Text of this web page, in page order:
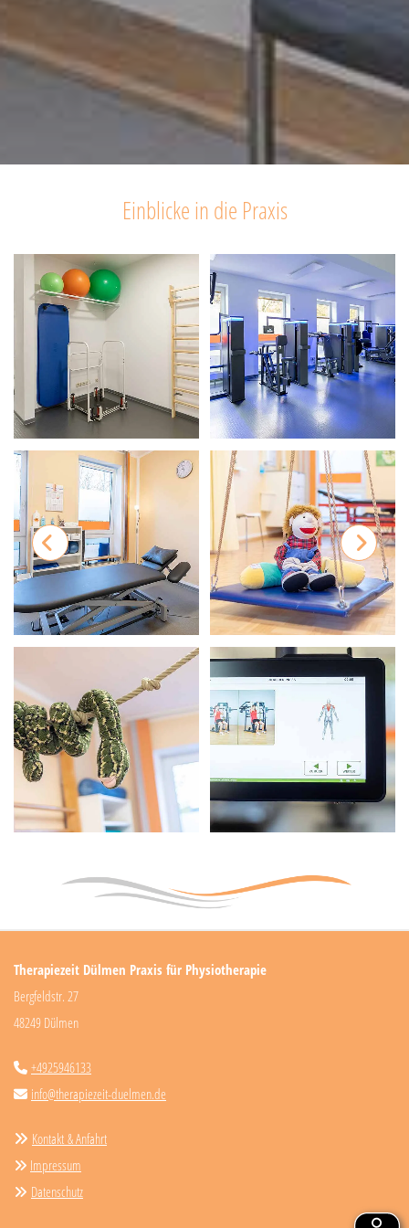
Einblicke in die Praxis
Therapiezeit Dülmen Praxis für Physiotherapie
Bergfeldstr. 27
48249 Dülmen
 +4925946133
 info@therapiezeit-duelmen.de
 Kontakt & Anfahrt
 Impressum
 Datenschutz